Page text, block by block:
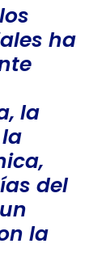
ha
la
del
la